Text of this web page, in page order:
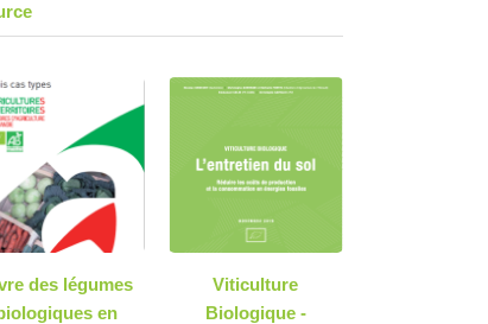
des légumes
en
Viticulture
Biologique -